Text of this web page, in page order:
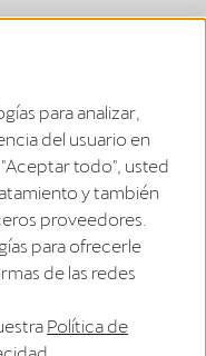
dal 2020):
los Estados miembros
y Noruega.
dal 2024):
los Estados miembros
Liechtenstein, Islandia y
disponibili collegando
In futuro, le funzioni di
nell'app del
para analizar,
del usuario en
todo", usted
y también
proveedores.
para ofrecerle
de las redes
Política de